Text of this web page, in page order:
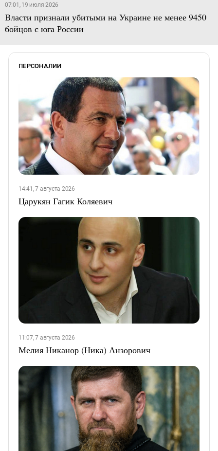
07:01, 19 июля 2026
Власти признали убитыми на Украине не менее 9450
бойцов с юга России
ПЕРСОНАЛИИ
14:41, 7 августа 2026
Царукян Гагик Коляевич
11:07, 7 августа 2026
Мелия Никанор (Ника) Анзорович